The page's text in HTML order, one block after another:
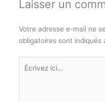
Laisser un
Votre adresse e-mail ne
obligatoires sont indiqués
Écrivez